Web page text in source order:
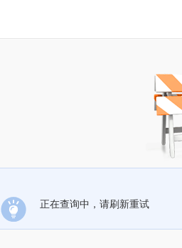
正在查询中，请刷新重试